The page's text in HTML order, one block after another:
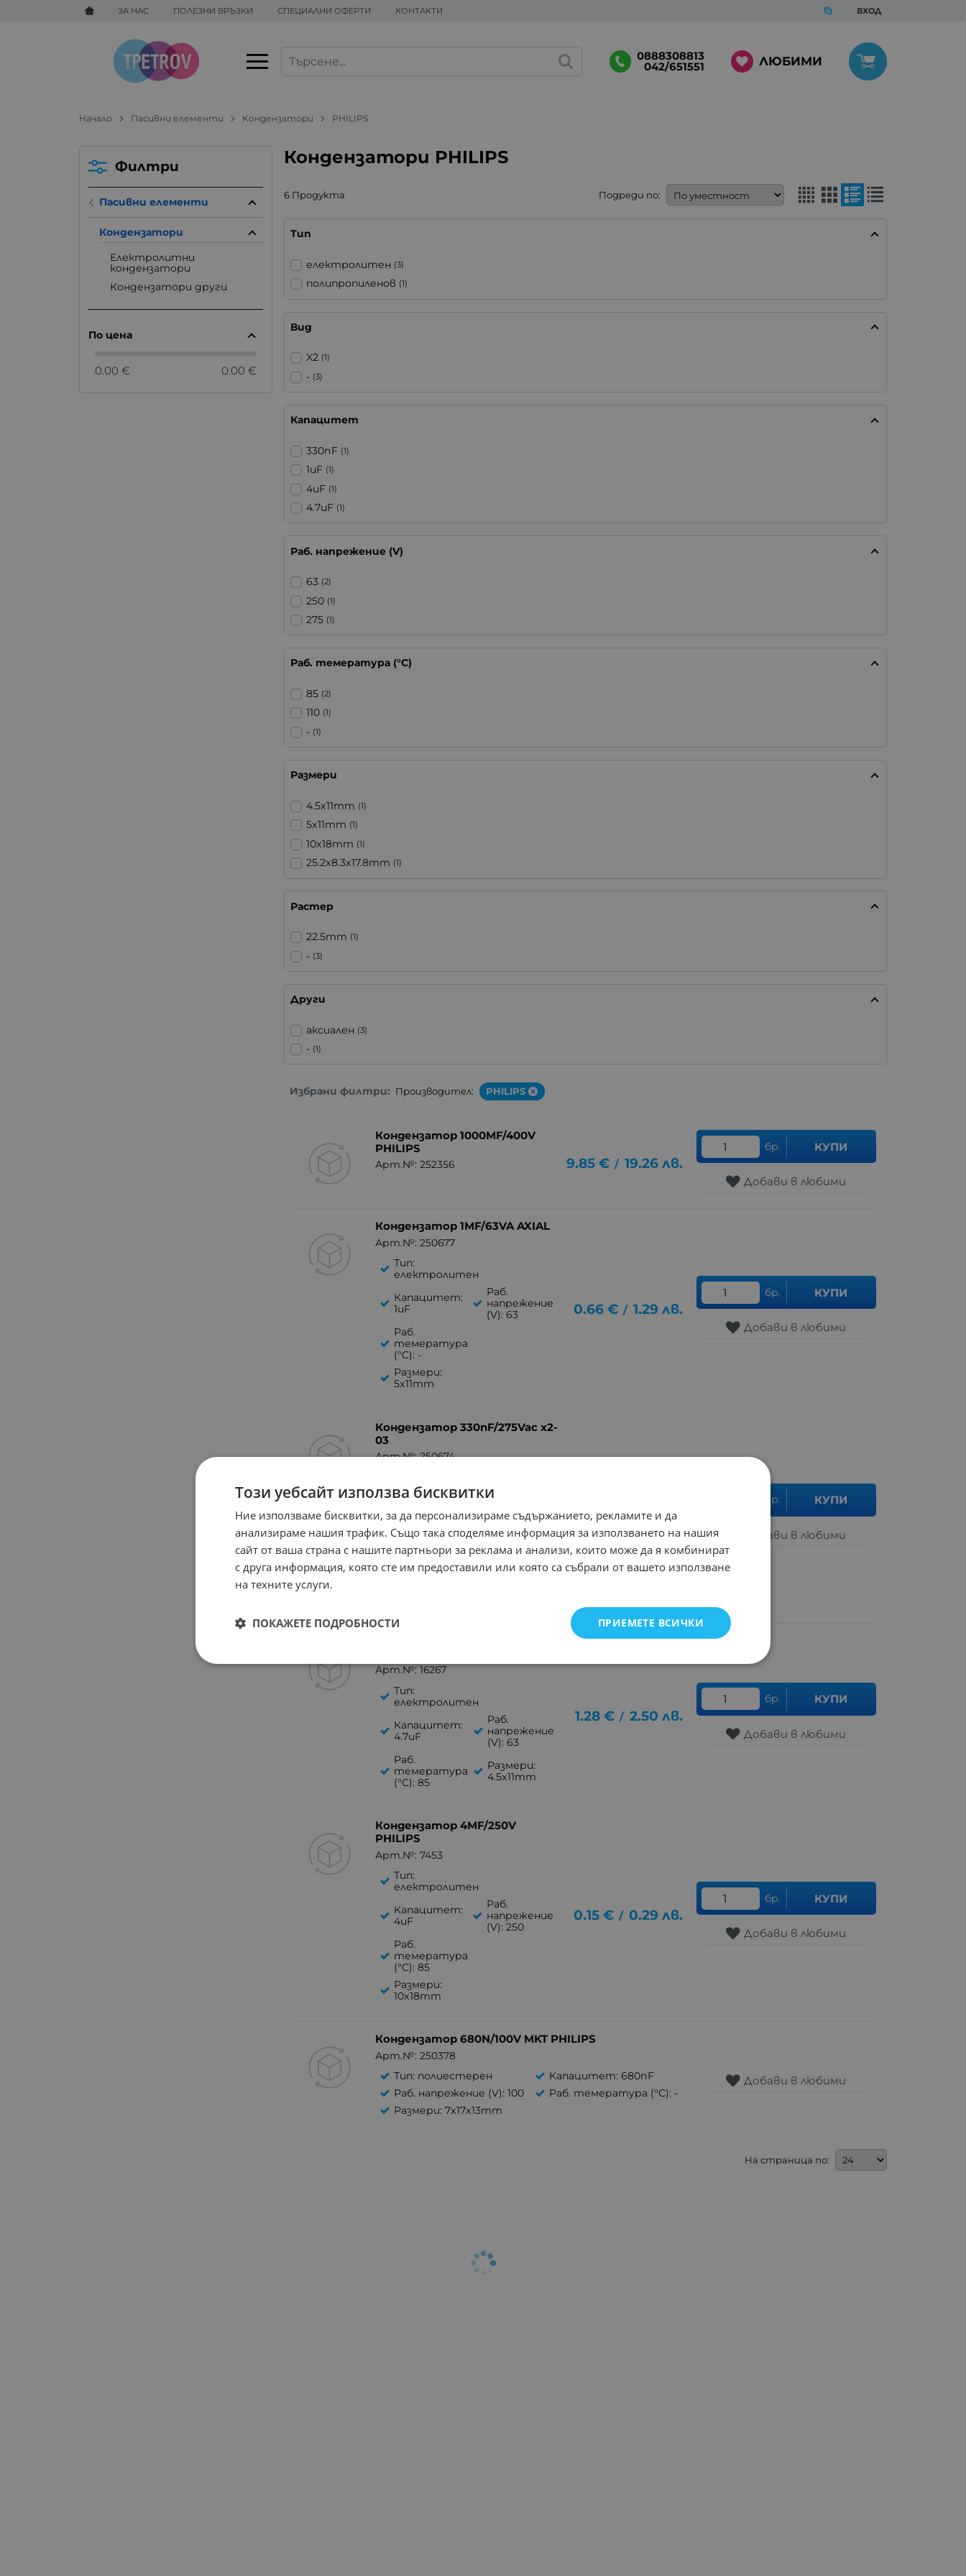
ЗА НАС ПОЛЕЗНИ ВРЪЗКИ СПЕЦИАЛНИ ОФЕРТИ КОНТАКТИ ВХОД
0888308813
042/651551 ЛЮБИМИ
Начало Пасивни елементи Кондензатори PHILIPS
Кондензатори PHILIPS
6 Продукта Подреди по:
Тип
електролитен (3)
полипропиленов (1)
Вид
X2 (1)
- (3)
Капацитет
330nF (1)
1uF (1)
4uF (1)
4.7uF (1)
Раб. напрежение (V)
63 (2)
250 (1)
275 (1)
Раб. темература (°C)
85 (2)
110 (1)
- (1)
Размери
4.5x11mm (1)
5x11mm (1)
10x18mm (1)
25.2x8.3x17.8mm (1)
Растер
22.5mm (1)
- (3)
Други
аксиален (3)
- (1)
Избрани филтри: Производител: PHILIPS
Кондензатор 1000MF/400V
PHILIPS
Арт.№: 252356 9.85 € / 19.26 лв.
бр. КУПИ
Добави в любими
Кондензатор 1MF/63VA AXIAL
Арт.№: 250677
Тип:
електролитен
Капацитет:
1uF
Раб.
напрежение
(V): 63
Раб.
темература
(°C): -
Размери:
5x11mm
0.66 € / 1.29 лв.
бр. КУПИ
Добави в любими
Кондензатор 330nF/275Vac x2-
03
Арт.№: 250674
полипропиленов
Капацитет:
330nF
напрежение
(V): 275
Раб.
темература
(°C): 110
0.51 € / 1.00 лв.
бр. КУПИ
Добави в любими
Арт.№: 16267
Тип:
електролитен
Капацитет:
4.7uF
Раб.
напрежение
(V): 63
Раб.
темература
(°C): 85
Размери:
4.5x11mm
1.28 € / 2.50 лв.
бр. КУПИ
Добави в любими
Кондензатор 4MF/250V
PHILIPS
Арт.№: 7453
Тип:
електролитен
Капацитет:
4uF
Раб.
напрежение
(V): 250
Раб.
темература
(°C): 85
Размери:
10x18mm
0.15 € / 0.29 лв.
бр. КУПИ
Добави в любими
Кондензатор 680N/100V MKT PHILIPS
Арт.№: 250378
Тип: полиестерен
Капацитет: 680nF
Раб. напрежение (V): 100
Раб. темература (°C): -
Размери: 7x17x13mm
Добави в любими
На страница по:
Филтри
Пасивни елементи
Кондензатори
Електролитни
кондензатори
Кондензатори други
По цена
0.00 € 0.00 €
Този уебсайт използва бисквитки
Ние използваме бисквитки, за да персонализираме съдържанието, рекламите и да
анализираме нашия трафик. Също така споделяме информация за използването на нашия
сайт от ваша страна с нашите партньори за реклама и анализи, които може да я комбинират
с друга информация, която сте им предоставили или която са събрали от вашето използване
на техните услуги.
ПРИЕМЕТЕ ВСИЧКИ
ПОКАЖЕТЕ ПОДРОБНОСТИ